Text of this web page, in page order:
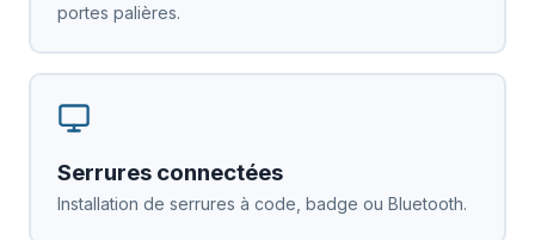
portes palières.
Serrures connectées
Installation de serrures à code, badge ou Bluetooth.